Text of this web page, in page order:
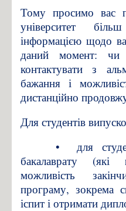
Тому просимо вас
університет
інформацією щодо
даний момент:
контактувати з
бажання і
дистанційно
Для студентів
•
для
бакалаврату (які
можливість
програму, зокрема
іспит і отримати